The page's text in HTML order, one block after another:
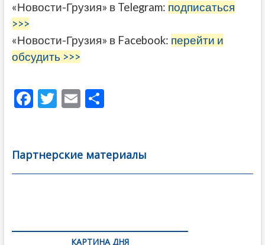
«Новости-Грузия» в Telegram: подписаться
>>>
«Новости-Грузия» в Facebook: перейти и
обсудить >>>
F
b
o
T
er
E
l
О
а
в
Партнерские материалы
по
КАРТИНА ДНЯ